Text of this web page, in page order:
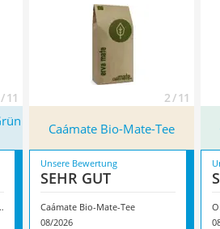
Mate Grün Tropische Früchte
11 2 / 11
Caámate Bio-Mate-Tee
Früchte
Unsere Bewertung
SEHR GUT
Caámate Bio-Mate-Tee
08/2026